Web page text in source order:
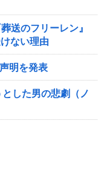
送のフリーレン』
ない理由
明を発表
した男の悲劇（ノ